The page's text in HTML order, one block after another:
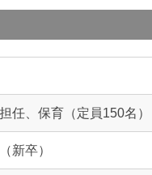
任、保育（定員150名）
新卒）